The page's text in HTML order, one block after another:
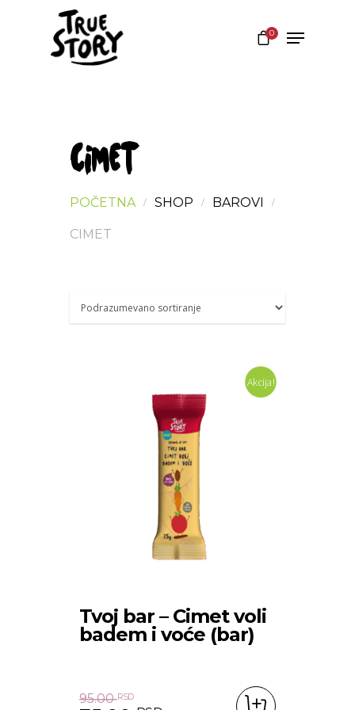
0
CIMET
POČETNA SHOP BAROVI
CIMET
Akcija!
Tvoj bar – Cimet voli
badem i voće (bar)
95.00RSD